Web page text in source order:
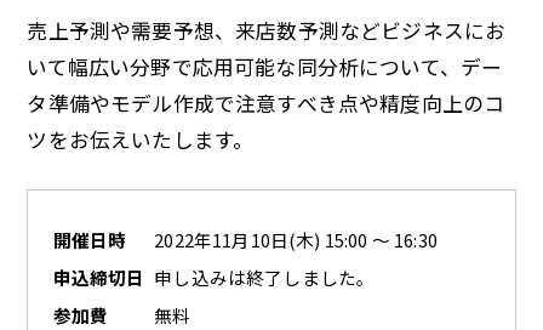
売上予測や需要予想、来店数予測などビジネスにお
いて幅広い分野で応用可能な同分析について、デー
タ準備やモデル作成で注意すべき点や精度向上のコ
ツをお伝えいたします。
開催日時
2022年11月10日(木) 15:00 ～ 16:30
申込締切日 申し込みは終了しました。
参加費
無料